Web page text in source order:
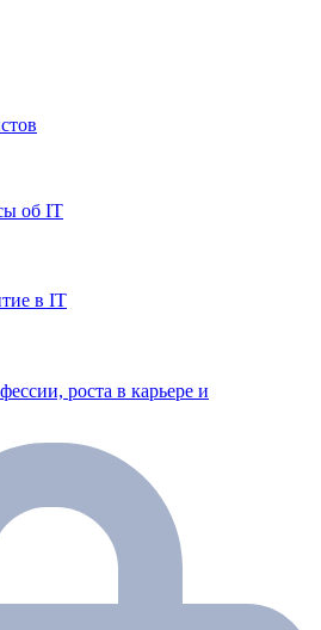
об IT
в IT
роста в карьере и